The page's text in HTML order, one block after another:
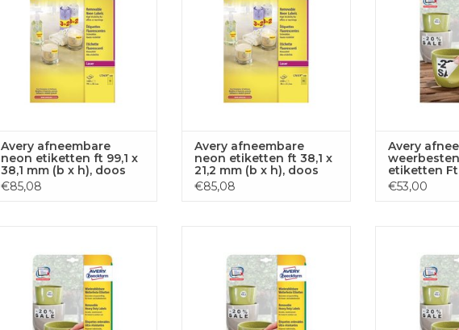
TOEVOEGEN AAN
WINKELWAGEN
Avery afneembare
neon etiketten ft 99,1 x
38,1 mm (b x h), doos
van 100 blad, 1400
stuks, neongeel
€85,08
TOEVOEGEN AAN
WINKELWAGEN
Avery afneembare
neon etiketten ft 38,1 x
21,2 mm (b x h), doos
van 100 blad, 6500
stuks, neongeel
€85,08
Avery
etiketten Ft
mm (b x h),
van 960
€53,00
wit 80 etik.
TOEVOEGEN AAN
WINKELWAGEN
wit, 480 etik.
TOEVOEGEN AAN
WINKELWAGEN